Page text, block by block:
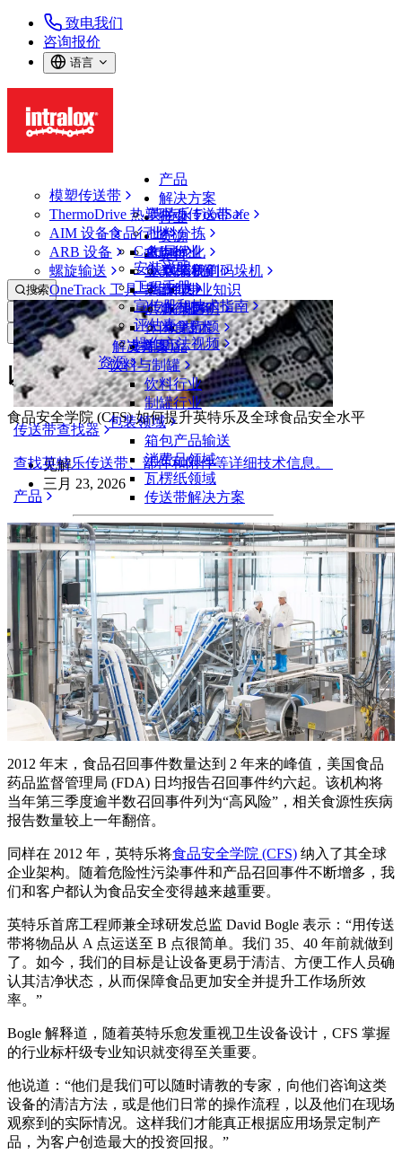
致电我们
咨询报价
语言
产品
模塑传送带
ThermoDrive 热塑驱动传送带
AIM 设备
ARB 设备
螺旋输送
OneTrack 工具与组件
传送带查找器
查找英特乐传送带、部件和附件等详细技术信息。
产品
解决方案
英特乐 FoodSafe
批料分拣
布局优化
从包装机到码垛机
专业知识
服务
技术
解决方案
行业
食品行业
禽肉行业
鱼类和海鲜
果蔬行业
烘焙行业
休闲食品
乳制品
饮料与制罐
饮料行业
制罐行业
包装领域
箱包产品输送
消费品领域
瓦楞纸领域
传送带解决方案
物流和物料搬运
电商和配送
邮政和快递
轮胎和汽车
轮胎
汽车领域
新能源汽车动力电池
工业
行业概览
资源
CalcLab
安装说明
工程手册
宣传册和技术指南
评估表
操作方法视频
资源
支持
联系我们
保证
政策声明
常见问题
支持
搜索
打开菜单
新闻&媒体
以合作之力，重塑食品行业新格局
食品安全学院 (CFS) 如何提升英特乐及全球食品安全水平
见解
三月 23, 2026
2012 年末，食品召回事件数量达到 2 年来的峰值，美国食品
药品监督管理局 (FDA) 日均报告召回事件约六起。该机构将
当年第三季度逾半数召回事件列为“高风险”，相关食源性疾病
报告数量较上一年翻倍。
同样在 2012 年，英特乐将食品安全学院 (CFS) 纳入了其全球
企业架构。随着危险性污染事件和产品召回事件不断增多，我
们和客户都认为食品安全变得越来越重要。
英特乐首席工程师兼全球研发总监 David Bogle 表示：“用传送
带将物品从 A 点运送至 B 点很简单。我们 35、40 年前就做到
了。如今，我们的目标是让设备更易于清洁、方便工作人员确
认其洁净状态，从而保障食品更加安全并提升工作场所效
率。”
Bogle 解释道，随着英特乐愈发重视卫生设备设计，CFS 掌握
的行业标杆级专业知识就变得至关重要。
他说道：“他们是我们可以随时请教的专家，向他们咨询这类
设备的清洁方法，或是他们日常的操作流程，以及他们在现场
观察到的实际情况。这样我们才能真正根据应用场景定制产
品，为客户创造最大的投资回报。”